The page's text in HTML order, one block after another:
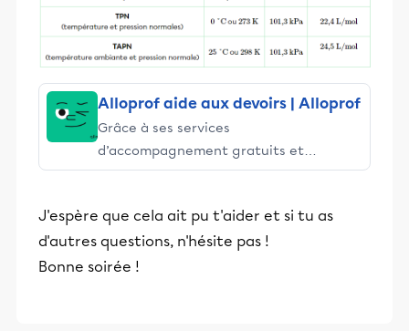
Alloprof aide aux devoirs | Alloprof
Grâce à ses services
d’accompagnement gratuits et
stimulants, Alloprof engage les élèves
éducative.
J'espère que cela ait pu t'aider et si tu as
d'autres questions, n'hésite pas !
Bonne soirée !